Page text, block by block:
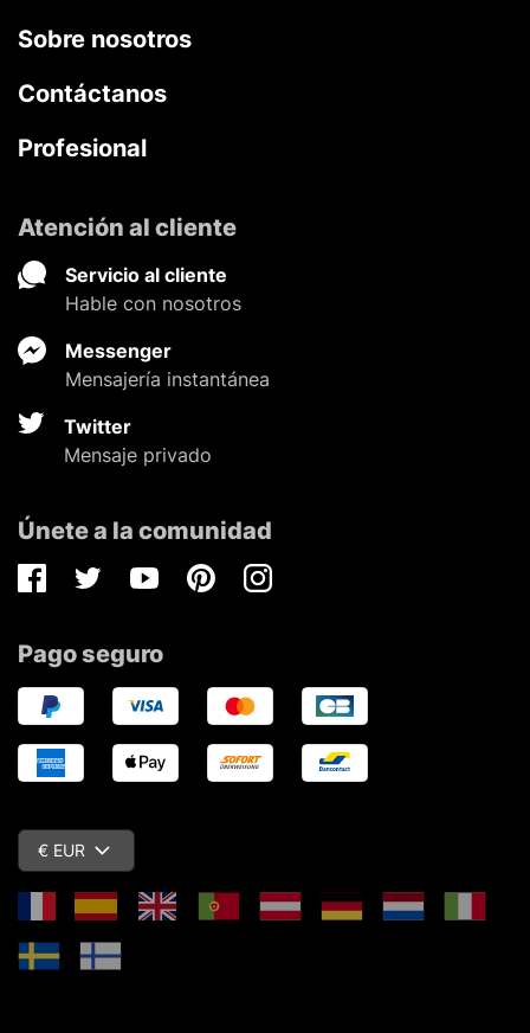
Sobre nosotros
Contáctanos
Profesional
Atención al cliente
Servicio al cliente
Hable con nosotros
Messenger
Mensajería instantánea
Twitter
Mensaje privado
Únete a la comunidad
FacebookTwitterYoutubePinterestInstagram
Pago seguro
€ EUR